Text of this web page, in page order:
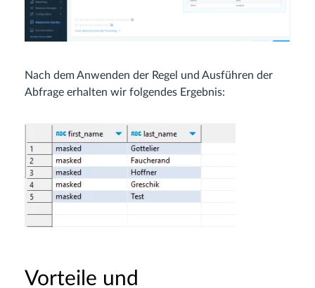
Nach dem Anwenden der Regel und Ausführen der
Abfrage erhalten wir folgendes Ergebnis:
Vorteile und